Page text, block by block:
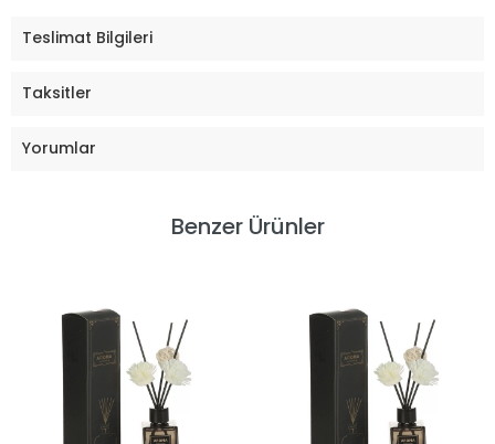
Teslimat Bilgileri
Taksitler
Yorumlar
Benzer Ürünler